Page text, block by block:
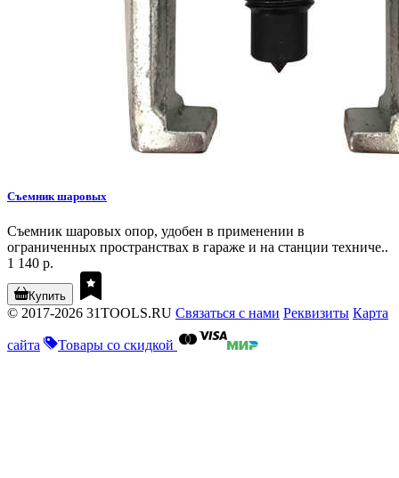
Съемник шаровых
Съемник шаровых опор, удобен в применении в
ограниченных пространствах в гараже и на станции техниче..
1 140 р.
Купить
© 2017-2026 31TOOLS.RU Связаться с нами Реквизиты Карта
сайта Товары со скидкой